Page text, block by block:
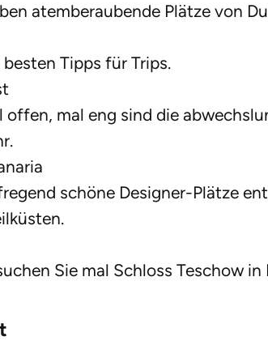
atemberaubende Plätze von
besten Tipps für Trips.
offen, mal eng sind die
schöne Designer-Plätze
Sie mal Schloss Teschow